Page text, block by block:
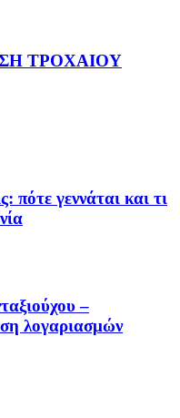
ΤΡΟΧΑΙΟΥ
πότε γεννάται και τι
–
λογαριασμών